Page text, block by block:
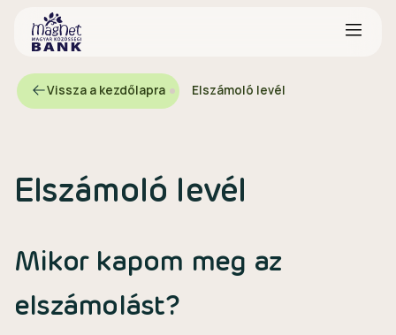
Vissza a kezdőlapra Elszámoló levél
Elszámoló levél
Mikor kapom meg az
elszámolást?